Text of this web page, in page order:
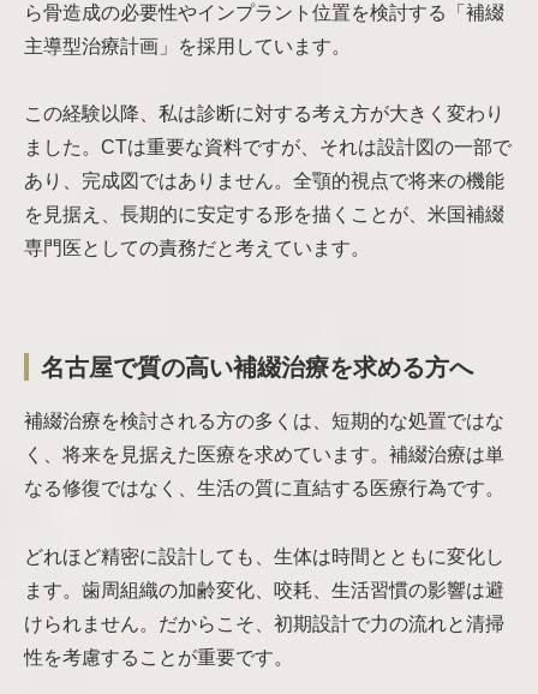
ら骨造成の必要性やインプラント位置を検討する「補綴
主導型治療計画」を採用しています。
この経験以降、私は診断に対する考え方が大きく変わり
ました。CTは重要な資料ですが、それは設計図の一部で
あり、完成図ではありません。全顎的視点で将来の機能
を見据え、長期的に安定する形を描くことが、米国補綴
専門医としての責務だと考えています。
名古屋で質の高い補綴治療を求める方へ
補綴治療を検討される方の多くは、短期的な処置ではな
く、将来を見据えた医療を求めています。補綴治療は単
なる修復ではなく、生活の質に直結する医療行為です。
どれほど精密に設計しても、生体は時間とともに変化し
ます。歯周組織の加齢変化、咬耗、生活習慣の影響は避
けられません。だからこそ、初期設計で力の流れと清掃
性を考慮することが重要です。